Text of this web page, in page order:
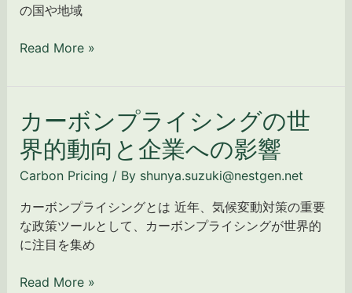
ポ
ザ
リ
ー
を
公
開
の
響
の国や地域
グ
の
全
素
価
格
決
の
メ
カ
ズ
Read More »
カーボンプライシングの世
界的動向と企業への影響
Carbon Pricing / By shunya.suzuki@nestgen.net
カーボンプライシングとは 近年、気候変動対策の重要
な政策ツールとして、カーボンプライシングが世界的
に注目を集め
カ
ー
ボ
ン
ラ
イ
シ
グ
Read More »